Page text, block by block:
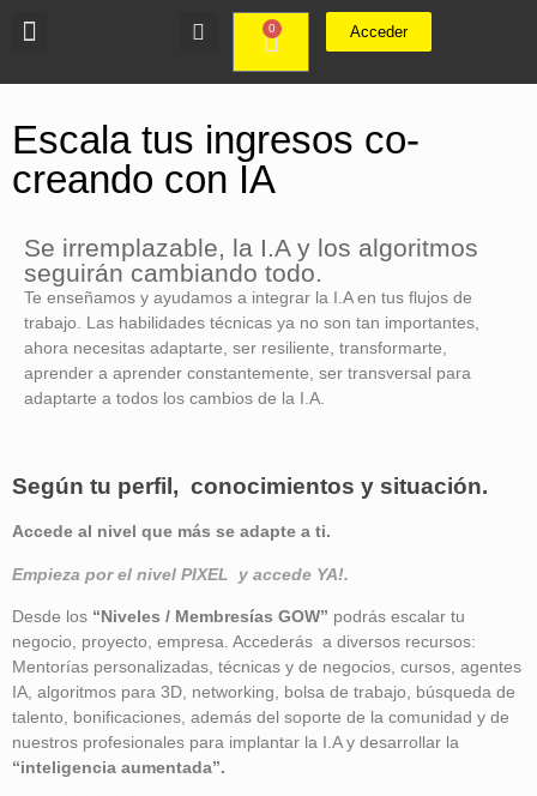
0 Acceder
Escala tus ingresos co-
creando con IA
Se irremplazable, la I.A y los algoritmos
seguirán cambiando todo.
Te enseñamos y ayudamos a integrar la I.A en tus flujos de
trabajo. Las habilidades técnicas ya no son tan importantes,
ahora necesitas adaptarte, ser resiliente, transformarte,
aprender a aprender constantemente, ser transversal para
adaptarte a todos los cambios de la I.A.
Según tu perfil, conocimientos y situación.
Accede al nivel que más se adapte a ti.
Empieza por el nivel PIXEL y accede YA!.
Desde los “Niveles / Membresías GOW” podrás escalar tu
negocio, proyecto, empresa. Accederás a diversos recursos:
Mentorías personalizadas, técnicas y de negocios, cursos, agentes
IA, algoritmos para 3D, networking, bolsa de trabajo, búsqueda de
talento, bonificaciones, además del soporte de la comunidad y de
nuestros profesionales para implantar la I.A y desarrollar la
“inteligencia aumentada”.